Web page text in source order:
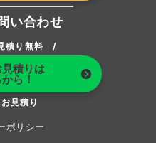
い合わせ
積り無料 /
積りは
ら！
見積り
ポリシー